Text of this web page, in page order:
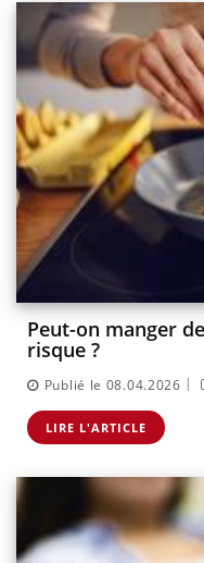
Peut-on manger
risque ?
Publié le 08.04.2026 |
LIRE L'ARTICLE